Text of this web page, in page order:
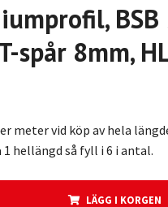
BSB
spår 8mm,
meter vid köp av hela
hellängd så fyll i 6 i antal.
LÄGG I KORGEN